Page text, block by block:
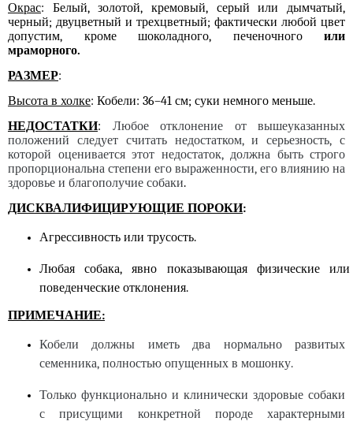
Окрас: Белый, золотой, кремовый, серый или дымчатый,
черный; двуцветный и трехцветный; фактически любой цвет
допустим, кроме шоколадного, печеночного или
мраморного.
РАЗМЕР:
Высота в холке: Кобели: 36–41 см; суки немного меньше.
НЕДОСТАТКИ: Любое отклонение от вышеуказанных
положений следует считать недостатком, и серьезность, с
которой оценивается этот недостаток, должна быть строго
пропорциональна степени его выраженности, его влиянию на
здоровье и благополучие собаки.
ДИСКВАЛИФИЦИРУЮЩИЕ ПОРОКИ:
Агрессивность или трусость.
Любая собака, явно показывающая физические или
поведенческие отклонения.
ПРИМЕЧАНИЕ:
Кобели должны иметь два нормально развитых
семенника, полностью опущенных в мошонку.
Только функционально и клинически здоровые собаки
с присущими конкретной породе характерными